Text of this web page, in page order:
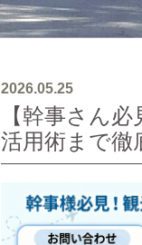
2026.05.25
【幹事さん
活用術まで徹